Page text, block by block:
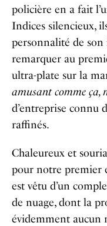
policière en a fait
Indices silencieux,
personnalité de
remarquer au
ultra-plate sur la
amusant comme ça,
d’entreprise connu
raffinés.
Chaleureux et
pour notre premier
est vêtu d’un
de nuage, dont la
évidemment aucun